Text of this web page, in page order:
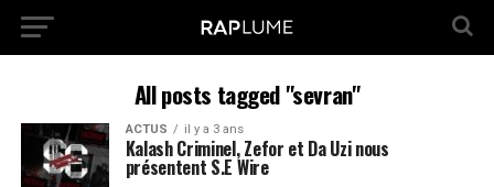
All posts tagged "sevran"
ACTUS il y a 3 ans
Kalash Criminel, Zefor et Da Uzi nous
présentent S.E Wire